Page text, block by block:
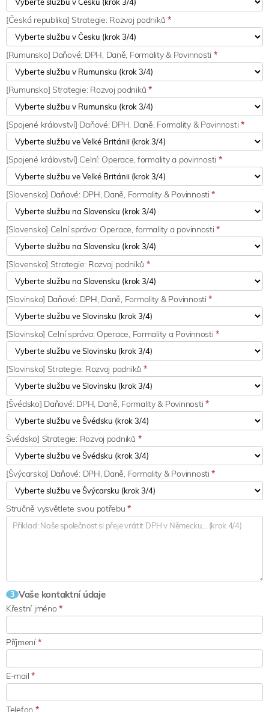
[Česká republika] Strategie: Rozvoj podniků*
[Rumunsko] Daňové: DPH, Daně, Formality & Povinnosti *
[Rumunsko] Strategie: Rozvoj podniků *
[Spojené království] Daňové: DPH, Daně, Formality & Povinnosti*
[Spojené království] Celní: Operace, formality a povinnosti *
[Slovensko] Daňové: DPH, Daně, Formality & Povinnosti*
[Slovensko] Celní správa: Operace, formality a povinnosti*
[Slovensko] Strategie: Rozvoj podniků *
[Slovinsko] Daňové: DPH, Daně, Formality & Povinnosti*
[Slovinsko] Celní správa: Operace, Formality a Povinnosti*
[Slovinsko] Strategie: Rozvoj podniků *
[Švédsko] Daňové: DPH, Daně, Formality & Povinnosti*
Švédsko] Strategie: Rozvoj podniků *
[Švýcarsko] Daňové: DPH, Daně, Formality & Povinnosti*
Stručně vysvětlete svou potřebu*
3 Vaše kontaktní údaje
Křestní jméno*
Příjmení*
E-mail*
Telefon *